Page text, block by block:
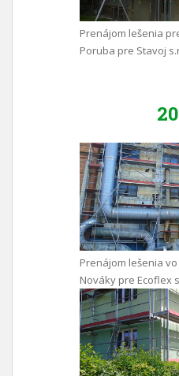
Prenájom lešenia
Poruba pre Stavoj
Prenájom lešenia
Nováky pre Ecoflex